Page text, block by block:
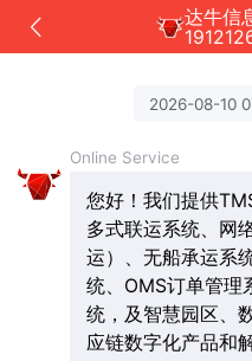
达牛信
2026-08-10
Online Service
您好！我们提供
多式联运系统、网
运）、无船承运系
统、OMS订单管理
统，及智慧园区、
应链数字化产品和